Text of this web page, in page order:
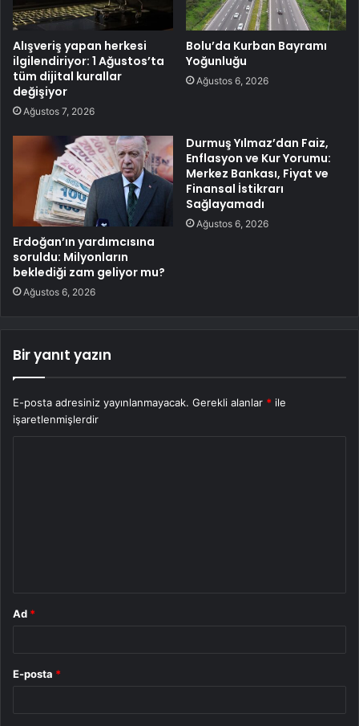
Alışveriş yapan herkesi
ilgilendiriyor: 1 Ağustos’ta
tüm dijital kurallar
değişiyor
Ağustos 7, 2026
Bolu’da Kurban Bayramı
Yoğunluğu
Ağustos 6, 2026
Erdoğan’ın yardımcısına
soruldu: Milyonların
beklediği zam geliyor mu?
Ağustos 6, 2026
Durmuş Yılmaz’dan Faiz,
Enflasyon ve Kur Yorumu:
Merkez Bankası, Fiyat ve
Finansal İstikrarı
Sağlayamadı
Ağustos 6, 2026
Bir yanıt yazın
E-posta adresiniz yayınlanmayacak. Gerekli alanlar * ile
işaretlenmişlerdir
Ad *
E-posta *